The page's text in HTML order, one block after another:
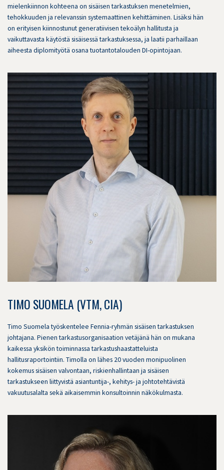
mielenkiinnon kohteena on sisäisen tarkastuksen menetelmien,
tehokkuuden ja relevanssin systemaattinen kehittäminen. Lisäksi hän
on erityisen kiinnostunut generatiivisen tekoälyn hallitusta ja
vaikuttavasta käytöstä sisäisessä tarkastuksessa, ja laatii parhaillaan
aiheesta diplomityötä osana tuotantotalouden DI-opintojaan.
TIMO SUOMELA (VTM, CIA)
Timo Suomela työskentelee Fennia-ryhmän sisäisen tarkastuksen
johtajana. Pienen tarkastusorganisaation vetäjänä hän on mukana
kaikessa yksikön toiminnassa tarkastushaastatteluista
hallitusraportointiin. Timolla on lähes 20 vuoden monipuolinen
kokemus sisäisen valvontaan, riskienhallintaan ja sisäisen
tarkastukseen liittyvistä asiantuntija-, kehitys- ja johtotehtävistä
vakuutusalalta sekä aikaisemmin konsultoinnin näkökulmasta.